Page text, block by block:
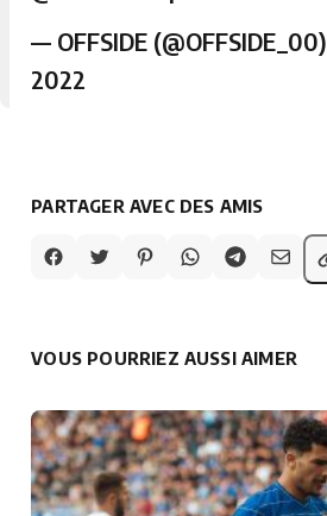
— OFFSIDE (@OFFSIDE_00)
2022
PARTAGER AVEC DES AMIS
VOUS POURRIEZ AUSSI AIMER